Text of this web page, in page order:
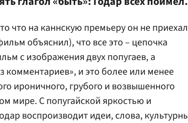
что на каннскую премьеру он не
объяснил), что все это – цепочка
с изображения двух попугаев, а
комментариев», и это более или менее
ироничного, грубого и возвышенного
мире. С попугайской яркостью и
воспроизводит идеи, слова,